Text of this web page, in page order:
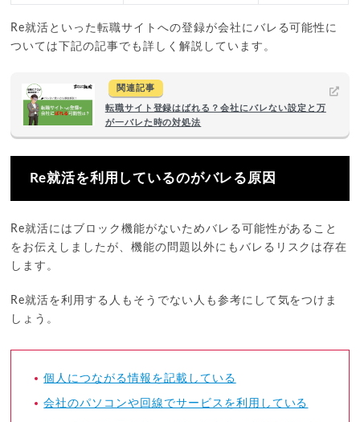
Re就活といった転職サイトへの登録が会社にバレる可能性に
ついては下記の記事でも詳しく解説しています。
関連記事
転職サイト登録はばれる？会社にバレない設定と万
が一バレた時の対処法
Re就活を利用しているのがバレる原因
Re就活にはブロック機能がないためバレる可能性があること
をお伝えしましたが、機能の問題以外にもバレるリスクは存在
します。
Re就活を利用する人もそうでない人も参考にして気をつけま
しょう。
個人につながる情報を記載している
会社のパソコンや回線でサービスを利用している